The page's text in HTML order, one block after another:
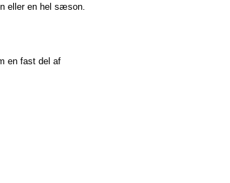
eller en hel sæson.
en fast del af